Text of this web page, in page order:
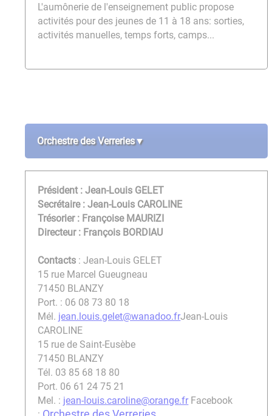
L'aumônerie de l'enseignement public propose
activités pour des jeunes de 11 à 18 ans: sorties,
activités manuelles, temps forts, camps...
Orchestre des Verreries▼
Président : Jean-Louis GELET
Secrétaire : Jean-Louis CAROLINE
Trésorier : Françoise MAURIZI
Directeur : François BORDIAU
Contacts : Jean-Louis GELET
15 rue Marcel Gueugneau
71450 BLANZY
Port. : 06 08 73 80 18
Mél. jean.louis.gelet@wanadoo.frJean-Louis
CAROLINE
15 rue de Saint-Eusèbe
71450 BLANZY
Tél. 03 85 68 18 80
Port. 06 61 24 75 21
Mel. : jean-louis.caroline@orange.fr Facebook